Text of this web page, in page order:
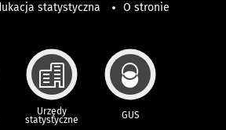
statystyczna O stronie
Urzędy
statystyczne GUS